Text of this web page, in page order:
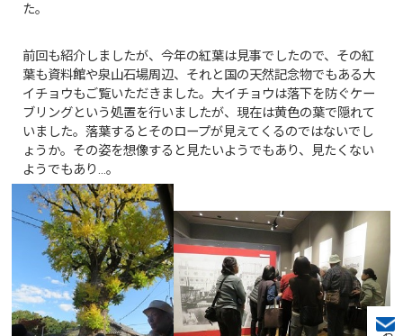
た。
前回も紹介しましたが、今年の紅葉は見事でしたので、その紅
葉も資料館や泉山石場周辺、それと国の天然記念物でもある大
イチョウもご覧いただきました。大イチョウは落下を防ぐケー
ブリングという処置を行いましたが、現在は黄色の葉で隠れて
いました。落葉するとそのロープが見えてくるのではないでし
ょうか。その姿を想像すると見たいようでもあり、見たくない
ようでもあり…。